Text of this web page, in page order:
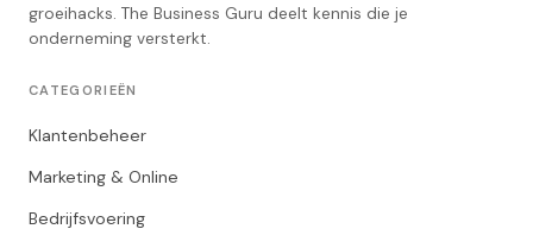
groeihacks. The Business Guru deelt kennis die je
onderneming versterkt.
CATEGORIEËN
Klantenbeheer
Marketing & Online
Bedrijfsvoering